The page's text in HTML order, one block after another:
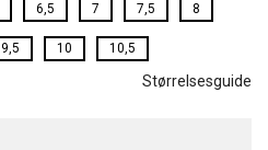
6,5 7 7,5 8
9,5 10 10,5
Størrelsesguide